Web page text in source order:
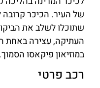
של העיר. הכיכר קרובה
שתוכלו לשלב את
העתיקה, עצירה באחת
במוזיאון פיקאסו הסמוך.
רכב פרטי